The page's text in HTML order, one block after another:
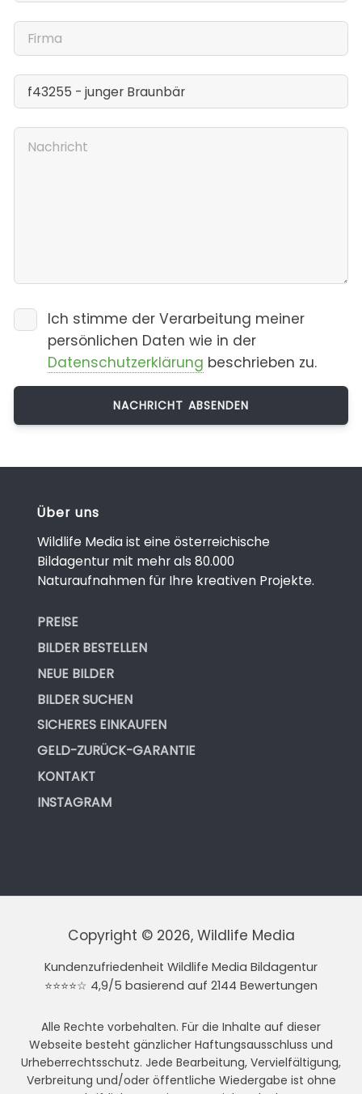
Ich stimme der Verarbeitung meiner
persönlichen Daten wie in der
Datenschutzerklärung beschrieben zu.
Über uns
Wildlife Media ist eine österreichische
Bildagentur mit mehr als 80.000
Naturaufnahmen für Ihre kreativen Projekte.
PREISE
BILDER BESTELLEN
NEUE BILDER
BILDER SUCHEN
SICHERES EINKAUFEN
GELD-ZURÜCK-GARANTIE
KONTAKT
INSTAGRAM
Copyright © 2026, Wildlife Media
Kundenzufriedenheit Wildlife Media Bildagentur
⭐⭐⭐⭐☆ 4,9/5 basierend auf 2144 Bewertungen
Alle Rechte vorbehalten. Für die Inhalte auf dieser
Webseite besteht gänzlicher Haftungsausschluss und
Urheberrechtsschutz. Jede Bearbeitung, Vervielfältigung,
Verbreitung und/oder öffentliche Wiedergabe ist ohne